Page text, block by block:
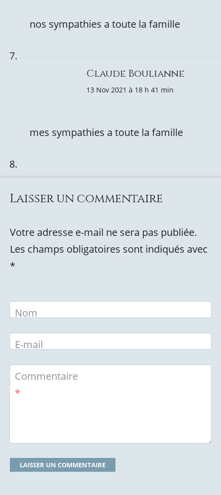
nos sympathies a toute la famille
Claude Boulianne
13 Nov 2021 à 18 h 41 min
mes sympathies a toute la famille
Laisser un commentaire
Votre adresse e-mail ne sera pas publiée.
Les champs obligatoires sont indiqués avec
*
Nom
E-mail
Commentaire
*